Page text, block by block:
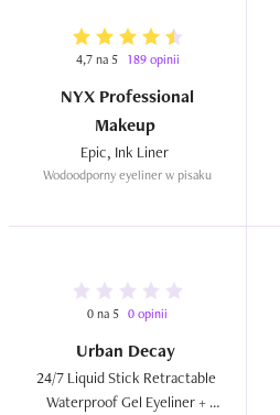
4,7 na 5 189 opinii
NYX Professional
Makeup
Wodoodporny eyeliner w pisaku
0 na 5 0 opinii
Urban Decay
24/7 Liquid Stick Retractable
Waterproof Gel Eyeliner +